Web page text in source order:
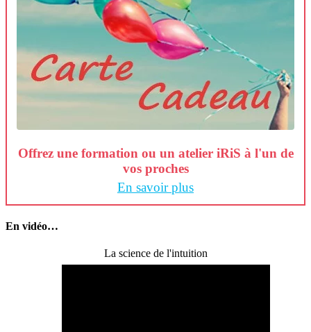
Offrez une formation ou un atelier iRiS à l'un de
vos proches
En savoir plus
En vidéo…
La science de l'intuition